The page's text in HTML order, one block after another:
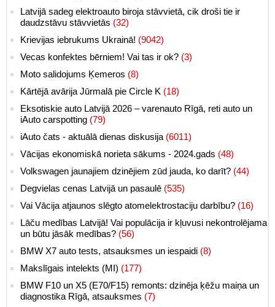
Latvijā sadeg elektroauto biroja stāvvietā, cik droši tie ir
daudzstāvu stāvvietās (32)
Krievijas iebrukums Ukrainā! (9042)
Vecas konfektes bērniem! Vai tas ir ok? (3)
Moto salidojums Ķemeros (8)
Kārtējā avārija Jūrmalā pie Circle K (18)
Eksotiskie auto Latvijā 2026 – varenauto Rīgā, reti auto un
iAuto carspotting (79)
iAuto čats - aktuālā dienas diskusija (6011)
Vācijas ekonomiskā norieta sākums - 2024.gads (48)
Volkswagen jaunajiem dzinējiem zūd jauda, ko darīt? (44)
Degvielas cenas Latvijā un pasaulē (535)
Vai Vācija atjaunos slēgto atomelektrostaciju darbību? (16)
Lāču medības Latvijā! Vai populācija ir kļuvusi nekontrolējama
un būtu jāsāk medības? (56)
BMW X7 auto tests, atsauksmes un iespaidi (8)
Makslīgais intelekts (MI) (177)
BMW F10 un X5 (E70/F15) remonts: dzinēja ķēžu maiņa un
diagnostika Rīgā, atsauksmes (7)